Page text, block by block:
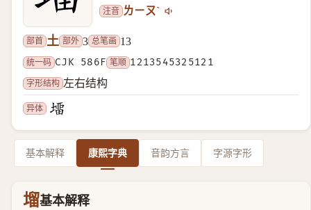
注音 ㄌㄧㄡˋ
部首 土 部外 3 总笔画 13
统一码 CJK 586F 笔顺 1213545325121
字形结构 左右结构
异体
基本解释 康熙字典 音韵方言 字源字形
塯基本解释